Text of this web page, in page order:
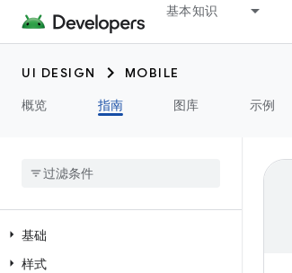
基本知识
UI DESIGN
MOBILE
概览
指南 图库 示例
基础
样式